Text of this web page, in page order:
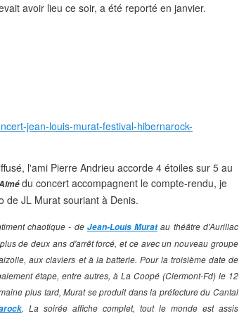
avoir lieu ce soir, a été reporté en janvier.
jean-louis-murat-festival-hibernarock-
l'ami Pierre Andrieu accorde 4 étoiles sur 5 au
du concert accompagnent le compte-rendu, je
de JL Murat souriant à Denis.
chaotique - de Jean-Louis Muratau théâtre d'Aurillac
de deux ans d'arrêt forcé, et ce avec un nouveau groupe
aux claviers et à la batterie. Pour la troisième date de
étape, entre autres, à La Coopé (Clermont-Fd) le 12
plus tard, Murat se produit dans la préfecture du Cantal
. La soirée affiche complet, tout le monde est assis